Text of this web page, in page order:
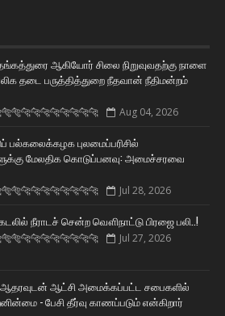
ஆகியோர் சிலை நிறுவுவதற்கு நாளை
தடை பருத்தித்துறை நீதவான் நீதிமன்றம்
Aug 04, 2026
பல்கலைக்கழக புலமைப்பரிசில்
மேலதிக கொடுப்பனவு: அமைச்சரவை
Jul 28, 2026
நீராடச் சென்ற வௌிநாட்டு பிரஜை பலி..!
Jul 27, 2026
ஆதரவுடன் ஆட்சி அமைக்கப்பட்ட சபைகளில்
- பேசி தீர்வு காணப்படும் என்கிறார்